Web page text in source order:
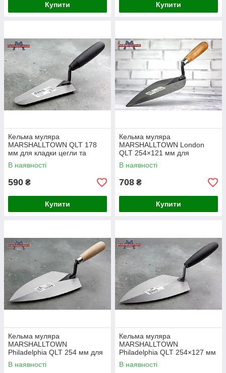
Купити Купити
Кельма муляра
MARSHALLTOWN QLT 178
мм для кладки цегли та
будівельних робіт
В наявності
590 ₴
Купити
Кельма муляра
MARSHALLTOWN London
QLT 254×121 мм для
професійної цегляної кладки
В наявності
708 ₴
Купити
Кельма муляра
MARSHALLTOWN
Philadelphia QLT 254 мм для
мурувальних робіт
В наявності
Кельма муляра
MARSHALLTOWN
Philadelphia QLT 254×127 мм
для професійної кладки
цегли
В наявності